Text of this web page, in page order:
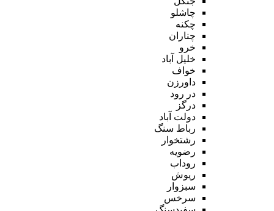
چاشلو
چکنه
چناران
خرو
خلیل آباد
خواف
داورزن
در رود
درگز
دولت آباد
رباط سنگ
رشتخوار
رضویه
روداب
ریوش
سبزوار
سرخس